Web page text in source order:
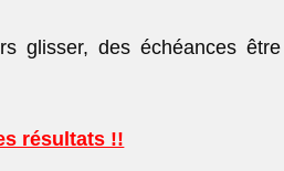
glisser, des échéances être
résultats !!